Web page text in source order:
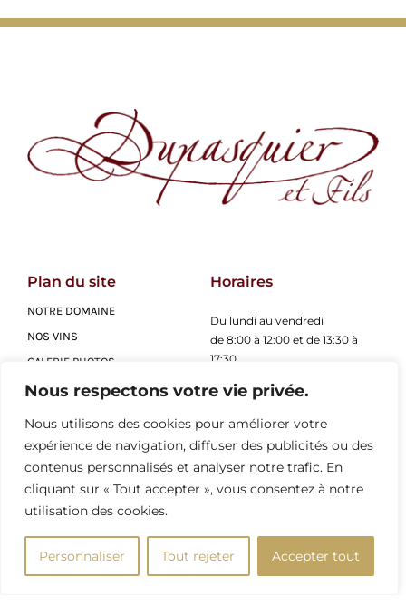
Nous respectons votre vie privée.
Nous utilisons des cookies pour améliorer votre
expérience de navigation, diffuser des publicités ou des
contenus personnalisés et analyser notre trafic. En
cliquant sur « Tout accepter », vous consentez à notre
utilisation des cookies.
Personnaliser Tout rejeter Accepter tout
Plan du site
NOTRE DOMAINE
NOS VINS
GALERIE PHOTOS
ACTUALITÉS
Horaires
Du lundi au vendredi
de 8:00 à 12:00 et de 13:30 à
17:30
Adresse
21700 Premeaux-Prissey
Contact
Email : contact@domainedupasquier.com